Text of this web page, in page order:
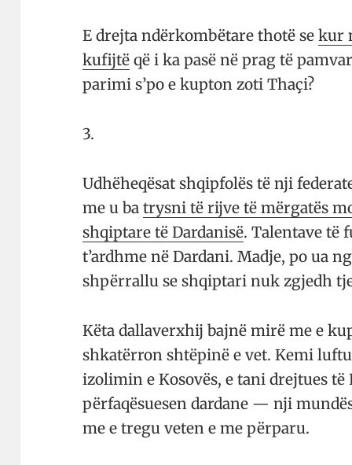
E drejta ndërkombëtare thotë sekur
kufijtë që i ka pasë në prag të
parimi s’po e kupton zoti Thaçi?
3.
Udhëheqësat shqipfolës të nji
me u batrys­ni të rijve të mërgatës
shqip­tare të Dar­danisë. Talen­ta­ve të
t’ardhme në Dardani. Madje, po ua
shpërrallu se shqiptari nuk zgjedh
Këta dallaverxhij bajnë mirë me e
shkatërron shtëpinë e vet. Kemi
izolimin e Kosovës, e tani drejtues të
për­fa­që­su­e­sen dardane — nji
me e tregu veten e me përparu.